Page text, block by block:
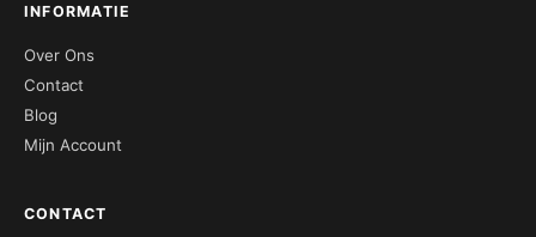
INFORMATIE
Over Ons
Contact
Blog
Mijn Account
CONTACT